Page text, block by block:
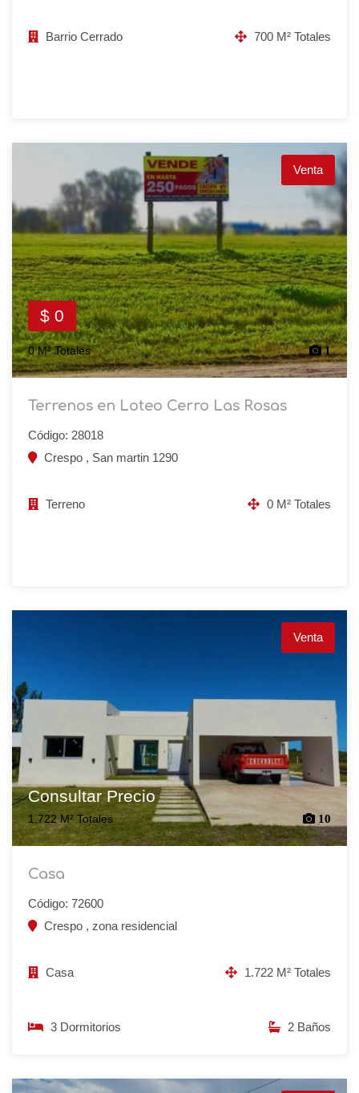
Barrio Cerrado 700 M² Totales
Venta
$ 0
0 M² Totales 1
Terrenos en Loteo Cerro Las Rosas
Código: 28018
Crespo , San martin 1290
Terreno 0 M² Totales
Venta
Consultar Precio
1.722 M² Totales 10
Casa
Código: 72600
Crespo , zona residencial
Casa 1.722 M² Totales
3 Dormitorios 2 Baños